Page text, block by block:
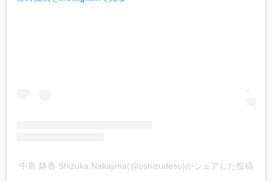
中島 静香 Shizuka Nakajima(@oshizudesu)がシェアした投稿